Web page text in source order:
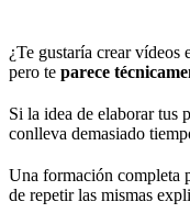
¿Te gustaría crear vídeos
pero te parece
Si la idea de elaborar tus
conlleva demasiado
Una formación completa
de repetir las mismas